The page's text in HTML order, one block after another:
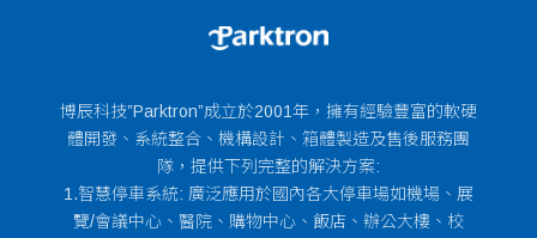
博辰科技”Parktron”成立於2001年，擁有經驗豐富的軟硬
體開發、系統整合、機構設計、箱體製造及售後服務團
隊，提供下列完整的解決方案:
1.智慧停車系統: 廣泛應用於國內各大停車場如機場、展
覽/會議中心、醫院、購物中心、飯店、辦公大樓、校